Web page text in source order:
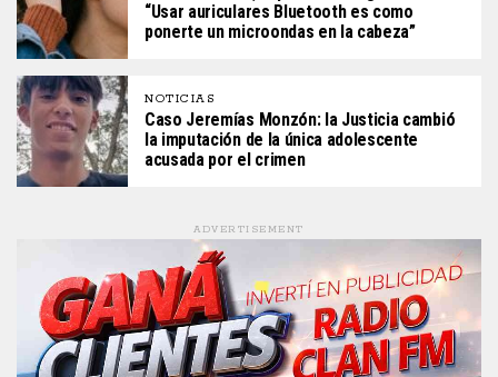
“Usar auriculares Bluetooth es como
ponerte un microondas en la cabeza”
NOTICIAS
Caso Jeremías Monzón: la Justicia cambió
la imputación de la única adolescente
acusada por el crimen
ADVERTISEMENT